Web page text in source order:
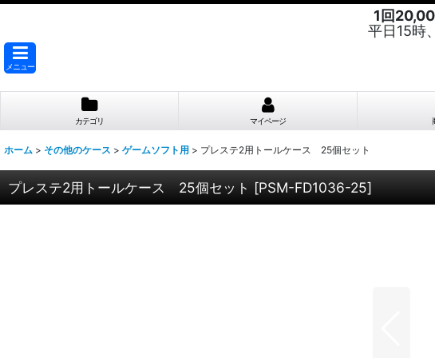
1回
平日15時
メニュー
カテゴリ マイページ
ホーム > その他のケース > ゲームソフト用 > プレステ2用トールケース 25個セット
プレステ2用トールケース 25個セット [PSM-FD1036-25]